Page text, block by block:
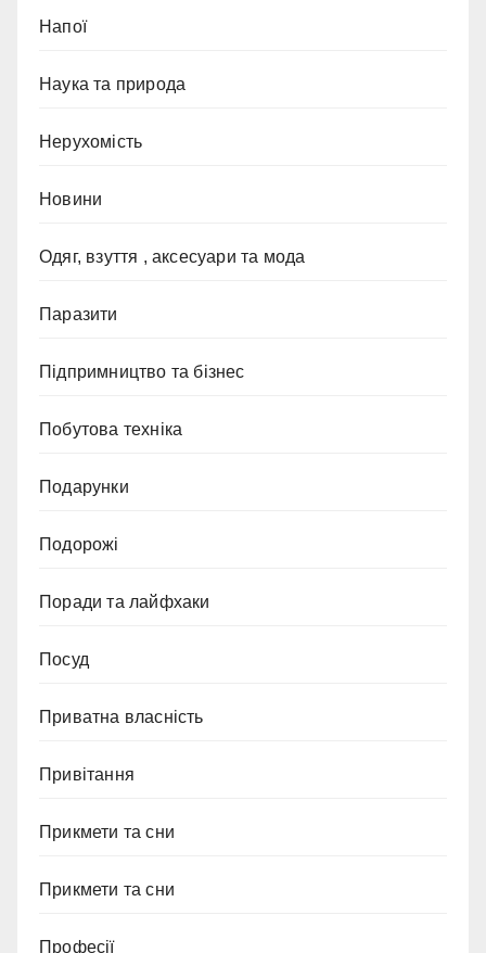
Напої
Наука та природа
Нерухомість
Новини
Одяг, взуття , аксесуари та мода
Паразити
Підпримництво та бізнес
Побутова техніка
Подарунки
Подорожі
Поради та лайфхаки
Посуд
Приватна власність
Привітання
Прикмети та сни
Прикмети та сни
Професії